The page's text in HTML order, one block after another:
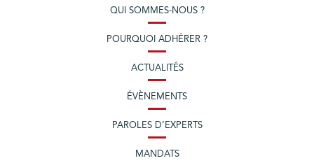
QUI SOMMES-NOUS ?
POURQUOI ADHÉRER ?
ACTUALITÉS
ÉVÈNEMENTS
PAROLES D’EXPERTS
MANDATS